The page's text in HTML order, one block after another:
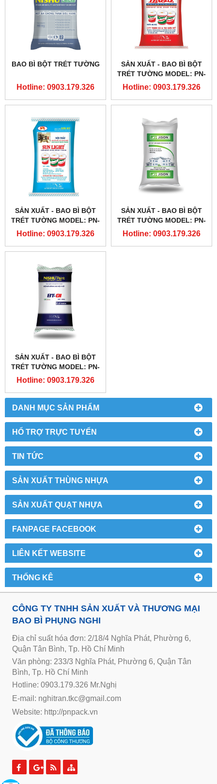
DANH MỤC SẢN PHẨM
HỔ TRỢ TRỰC TUYẾN
TIN TỨC
SẢN XUẤT THÙNG NHỰA
SẢN XUẤT QUẠT NHỰA
FANPAGE FACEBOOK
LIÊN KẾT WEBSITE
THỐNG KÊ
BAO BÌ BỘT TRÉT TƯỜNG
Hotline: 0903.179.326
SẢN XUẤT - BAO BÌ BỘT
TRÉT TƯỜNG MODEL: PN-
08
Hotline: 0903.179.326
SẢN XUẤT - BAO BÌ BỘT
TRÉT TƯỜNG MODEL: PN-
07
Hotline: 0903.179.326
SẢN XUẤT - BAO BÌ BỘT
TRÉT TƯỜNG MODEL: PN-
05
Hotline: 0903.179.326
SẢN XUẤT - BAO BÌ BỘT
TRÉT TƯỜNG MODEL: PN-
04
Hotline: 0903.179.326
CÔNG TY TNHH SẢN XUẤT VÀ THƯƠNG MẠI
BAO BÌ PHỤNG NGHI
Địa chỉ suất hóa đơn: 2/18/4 Nghĩa Phát, Phường 6,
Quận Tân Bình, Tp. Hồ Chí Minh
Văn phòng: 233/3 Nghĩa Phát, Phường 6, Quận Tân
Bình, Tp. Hồ Chí Minh
Hotline: 0903.179.326 Mr.Nghị
E-mail: nghitran.tkc@gmail.com
Website: http://pnpack.vn